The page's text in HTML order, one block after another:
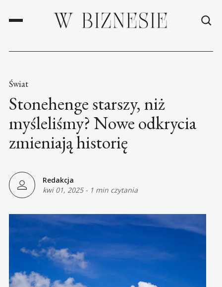
Świat
Stonehenge starszy, niż
myśleliśmy? Nowe odkrycia
zmieniają historię
Redakcja
kwi 01, 2025- 1 min czytania